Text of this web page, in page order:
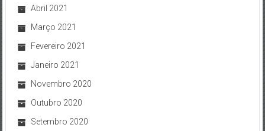
Abril 2021
Março 2021
Fevereiro 2021
Janeiro 2021
Novembro 2020
Outubro 2020
Setembro 2020